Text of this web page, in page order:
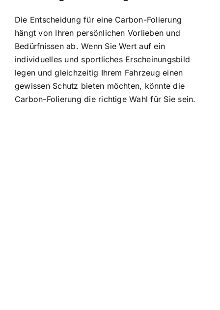
Die Entscheidung für eine Carbon-Folierung
hängt von Ihren persönlichen Vorlieben und
Bedürfnissen ab. Wenn Sie Wert auf ein
individuelles und sportliches Erscheinungsbild
legen und gleichzeitig Ihrem Fahrzeug einen
gewissen Schutz bieten möchten, könnte die
Carbon-Folierung die richtige Wahl für Sie sein.